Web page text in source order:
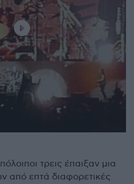
τρεις έπαιξαν μια
από επτά διαφορετικές